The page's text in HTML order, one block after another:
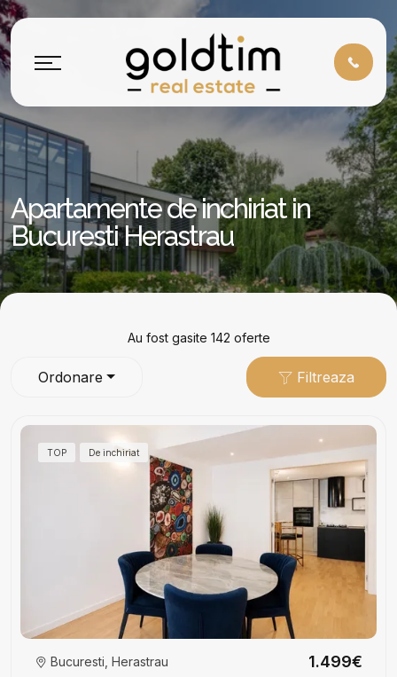
Apartamente de inchiriat in
Bucuresti Herastrau
Au fost gasite 142 oferte
Ordonare Filtreaza
TOP De inchiriat
Bucuresti, Herastrau 1.499€